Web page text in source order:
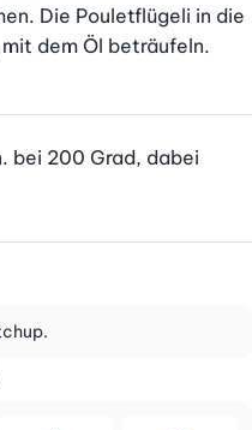
Die Pouletflügeli in die
dem Öl beträufeln.
bei 200 Grad, dabei